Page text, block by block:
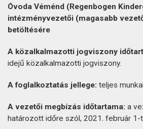
Óvoda Véménd (Regenbogen
intézményvezetői (magasabb
betöltésére
A közalkalmazotti jogviszony
idejű közalkalmazotti jogviszony.
A foglalkoztatás jellege: teljes
A vezetői megbízás időtartama: a
határozott időre szól, 2021. február 1-